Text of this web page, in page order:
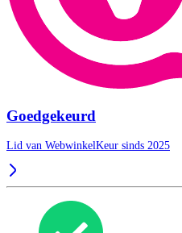
Goedgekeurd
Lid van WebwinkelKeur sinds 2025